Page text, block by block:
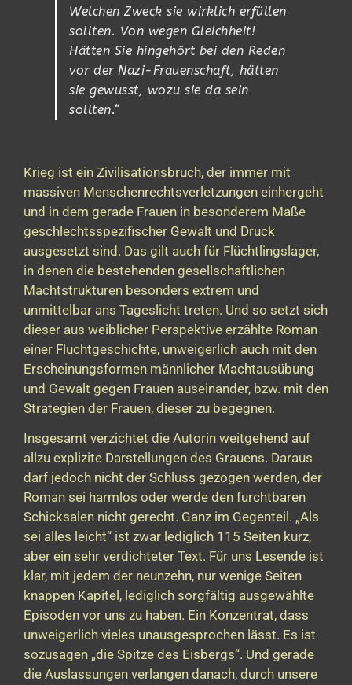
Welchen Zweck sie wirklich erfüllen
sollten. Von wegen Gleichheit!
Hätten Sie hingehört bei den Reden
vor der Nazi-Frauenschaft, hätten
sie gewusst, wozu sie da sein
sollten.“
Krieg ist ein Zivilisationsbruch, der immer mit
massiven Menschenrechtsverletzungen einhergeht
und in dem gerade Frauen in besonderem Maße
geschlechtsspezifischer Gewalt und Druck
ausgesetzt sind. Das gilt auch für Flüchtlingslager,
in denen die bestehenden gesellschaftlichen
Machtstrukturen besonders extrem und
unmittelbar ans Tageslicht treten. Und so setzt sich
dieser aus weiblicher Perspektive erzählte Roman
einer Fluchtgeschichte, unweigerlich auch mit den
Erscheinungsformen männlicher Machtausübung
und Gewalt gegen Frauen auseinander, bzw. mit den
Strategien der Frauen, dieser zu begegnen.
Insgesamt verzichtet die Autorin weitgehend auf
allzu explizite Darstellungen des Grauens. Daraus
darf jedoch nicht der Schluss gezogen werden, der
Roman sei harmlos oder werde den furchtbaren
Schicksalen nicht gerecht. Ganz im Gegenteil. „Als
sei alles leicht“ ist zwar lediglich 115 Seiten kurz,
aber ein sehr verdichteter Text. Für uns Lesende ist
klar, mit jedem der neunzehn, nur wenige Seiten
knappen Kapitel, lediglich sorgfältig ausgewählte
Episoden vor uns zu haben. Ein Konzentrat, dass
unweigerlich vieles unausgesprochen lässt. Es ist
sozusagen „die Spitze des Eisbergs“. Und gerade
die Auslassungen verlangen danach, durch unsere